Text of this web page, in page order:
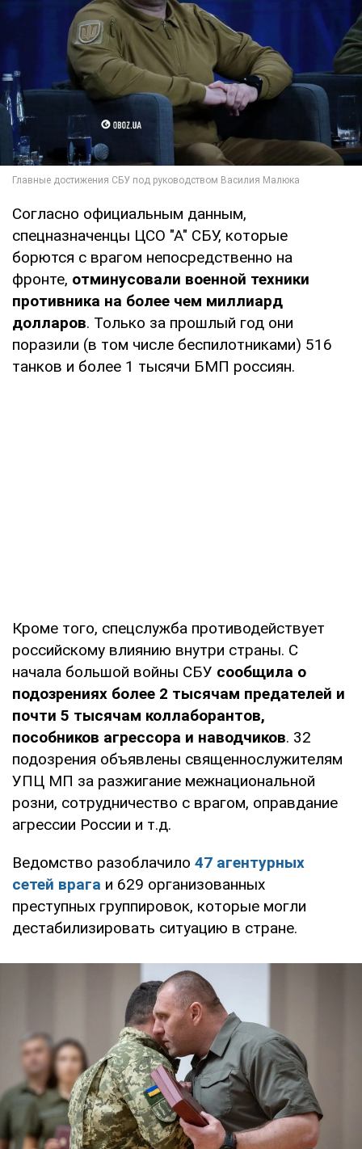
Согласно официальным данным,
спецназначенцы ЦСО "А" СБУ, которые
борются с врагом непосредственно на
фронте, отминусовали военной техники
противника на более чем миллиард
долларов. Только за прошлый год они
поразили (в том числе беспилотниками) 516
танков и более 1 тысячи БМП россиян.
Кроме того, спецслужба противодействует
российскому влиянию внутри страны. С
начала большой войны СБУ сообщила о
подозрениях более 2 тысячам предателей и
почти 5 тысячам коллаборантов,
пособников агрессора и наводчиков. 32
подозрения объявлены священнослужителям
УПЦ МП за разжигание межнациональной
розни, сотрудничество с врагом, оправдание
агрессии России и т.д.
Ведомство разоблачило 47 агентурных
сетей врага и 629 организованных
преступных группировок, которые могли
дестабилизировать ситуацию в стране.